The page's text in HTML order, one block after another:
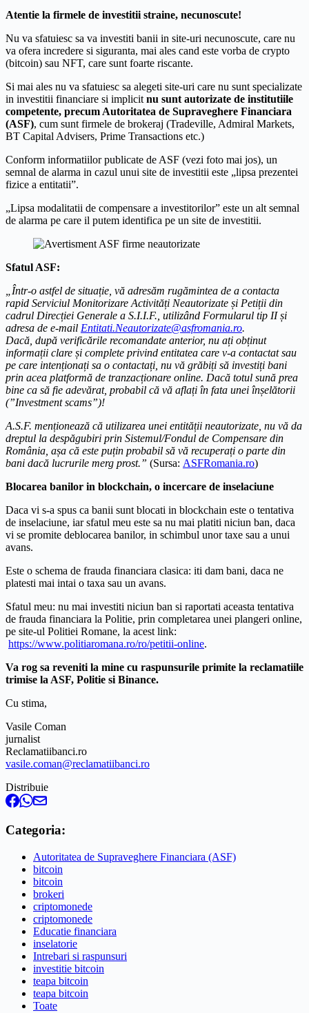
Atentie la firmele de investitii straine, necunoscute!
Nu va sfatuiesc sa va investiti banii in site-uri necunoscute, care nu
va ofera incredere si siguranta, mai ales cand este vorba de crypto
(bitcoin) sau NFT, care sunt foarte riscante.
Si mai ales nu va sfatuiesc sa alegeti site-uri care nu sunt specializate
in investitii financiare si implicit nu sunt autorizate de institutiile
competente, precum Autoritatea de Supraveghere Financiara
(ASF), cum sunt firmele de brokeraj (Tradeville, Admiral Markets,
BT Capital Advisers, Prime Transactions etc.)
Conform informatiilor publicate de ASF (vezi foto mai jos), un
semnal de alarma in cazul unui site de investitii este „lipsa prezentei
fizice a entitatii”.
„Lipsa modalitatii de compensare a investitorilor” este un alt semnal
de alarma pe care il putem identifica pe un site de investitii.
Sfatul ASF:
„Într-o astfel de situație, vă adresăm rugămintea de a contacta
rapid Serviciul Monitorizare Activități Neautorizate și Petiții din
cadrul Direcției Generale a S.I.I.F., utilizând Formularul tip II și
adresa de e-mail Entitati.Neautorizate@asfromania.ro.
Dacă, după verificările recomandate anterior, nu ați obținut
informații clare și complete privind entitatea care v-a contactat sau
pe care intenționați sa o contactați, nu vă grăbiți să investiți bani
prin acea platformă de tranzacționare online. Dacă totul sună prea
bine ca să fie adevărat, probabil că vă aflați în fata unei înșelătorii
(”Investment scams”)!
A.S.F. menționează că utilizarea unei entității neautorizate, nu vă da
dreptul la despăgubiri prin Sistemul/Fondul de Compensare din
România, așa că este puțin probabil să vă recuperați o parte din
bani dacă lucrurile merg prost.” (Sursa: ASFRomania.ro)
Blocarea banilor in blockchain, o incercare de inselaciune
Daca vi s-a spus ca banii sunt blocati in blockchain este o tentativa
de inselaciune, iar sfatul meu este sa nu mai platiti niciun ban, daca
vi se promite deblocarea banilor, in schimbul unor taxe sau a unui
avans.
Este o schema de frauda financiara clasica: iti dam bani, daca ne
platesti mai intai o taxa sau un avans.
Sfatul meu: nu mai investiti niciun ban si raportati aceasta tentativa
de frauda financiara la Politie, prin completarea unei plangeri online,
pe site-ul Politiei Romane, la acest link:
https://www.politiaromana.ro/ro/petitii-online.
Va rog sa reveniti la mine cu raspunsurile primite la reclamatiile
trimise la ASF, Politie si Binance.
Cu stima,
Vasile Coman
jurnalist
Reclamatiibanci.ro
vasile.coman@reclamatiibanci.ro
Distribuie
Categoria:
Autoritatea de Supraveghere Financiara (ASF)
bitcoin
bitcoin
brokeri
criptomonede
criptomonede
Educatie financiara
inselatorie
Intrebari si raspunsuri
investitie bitcoin
teapa bitcoin
teapa bitcoin
Toate